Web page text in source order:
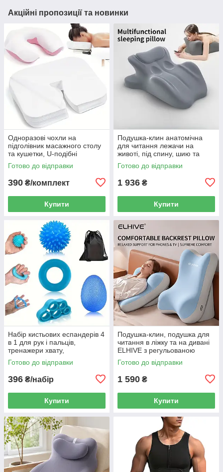
Акційні пропозиції та новинки
Одноразові чохли на
підголівник масажного столу
та кушетки, U-подібні
серветки для обличчя 100 шт.
38×28 см
Готово до відправки
390 ₴/комплект
Купити
Подушка-клин анатомічна
для читання лежачи на
животі, під спину, шию та
ноги, Memory Foam, сіра
56×36×21 см
Готово до відправки
1 936 ₴
Купити
Набір кистьових еспандерів 4
в 1 для рук і пальців,
тренажери хвату,
відновлення кисті та
антистресові м’ячики
Готово до відправки
396 ₴/набір
Купити
Подушка-клин, подушка для
читання в ліжку та на дивані
ELHIVE з регульованою
опорою для спини, шиї й ніг,
Memory Foam
Готово до відправки
1 590 ₴
Купити